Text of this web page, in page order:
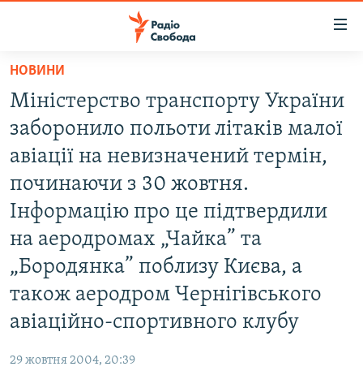
Перейти
основного
матеріалу
Перейти
до
основної
навігації
Перейти
до
пошуку
ВСЕ ЗА ДОБУ
СТАТТІ
ЕКОНОМІКА
СУСПІЛЬСТВО
КУЛЬТУРА
СПОРТ
УКРАЇНА
РОСІЙСЬКА «ФІЛЬТРАЦІЯ»
ДОНБАС.РЕАЛІЇ
КРИМ.РЕАЛІЇ
ТИ ЯК?
СХЕМИ
НОВИНИ
Міністерство транспорту України
заборонило польоти літаків малої
авіації на невизначений термін,
починаючи з 30 жовтня.
Інформацію про це підтвердили
на аеродромах „Чайка” та
„Бородянка” поблизу Києва, а
також аеродром Чернігівського
авіаційно-спортивного клубу
29 жовтня 2004, 20:39